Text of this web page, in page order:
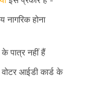
होना
पात्र नहीं हैं
वोटर आईडी कार्ड के